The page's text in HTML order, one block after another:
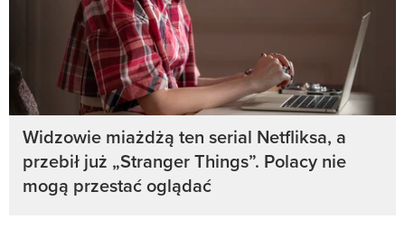
Widzowie miażdżą ten serial Netfliksa, a
przebił już „Stranger Things”. Polacy nie
mogą przestać oglądać